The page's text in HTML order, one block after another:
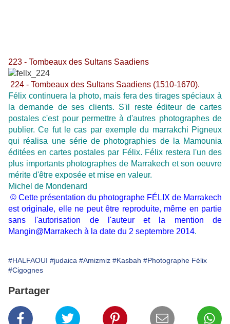
223 - Tombeaux des Sultans Saadiens
224 - Tombeaux des Sultans Saadiens (1510-1670).
Félix continuera la photo, mais fera des tirages spéciaux à
la demande de ses clients. S'il reste éditeur de cartes
postales c'est pour permettre à d'autres photographes de
publier. Ce fut le cas par exemple du marrakchi Pigneux
qui réalisa une série de photographies de la Mamounia
éditées en cartes postales par Félix. Félix restera l'un des
plus importants photographes de Marrakech et son oeuvre
mérite d'être exposée et mise en valeur.
Michel de Mondenard
© Cette présentation du photographe FÉLIX de Marrakech
est originale, elle ne peut être reproduite, même en partie
sans l'autorisation de l'auteur et la mention de
Mangin@Marrakech à la date du 2 septembre 2014.
#HALFAOUI #judaica #Amizmiz #Kasbah #Photographe Félix
#Cigognes
Partager